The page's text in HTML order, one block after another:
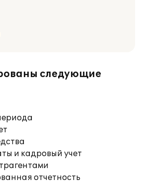
следующие
и кадровый учет
отчетность